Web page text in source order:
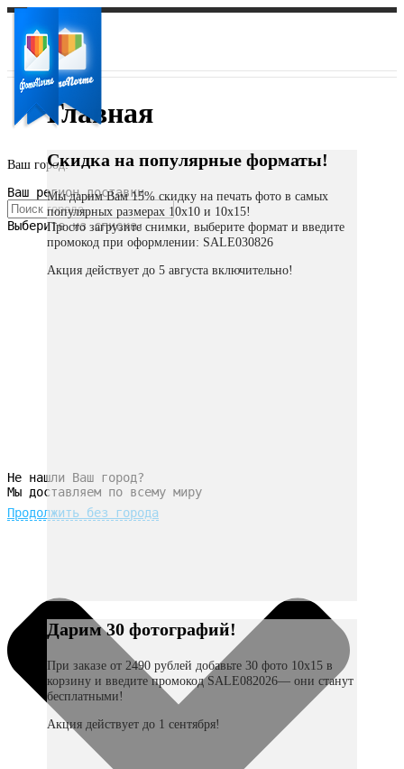
Ваш город:
Ваш регион доставки
Выберите из списка:
Не нашли Ваш город?
Мы доставляем по всему миру
Продолжить без города
Главная
Скидка на популярные форматы!
Мы дарим Вам 15% скидку на печать фото в самых
популярных размерах 10х10 и 10х15!
Просто загрузите снимки, выберите формат и введите
промокод при оформлении: SALE030826
Акция действует до 5 августа включительно!
Дарим 30 фотографий!
При заказе от 2490 рублей добавьте 30 фото 10х15 в
корзину и введите промокод SALE082026— они станут
бесплатными!
Акция действует до 1 сентября!